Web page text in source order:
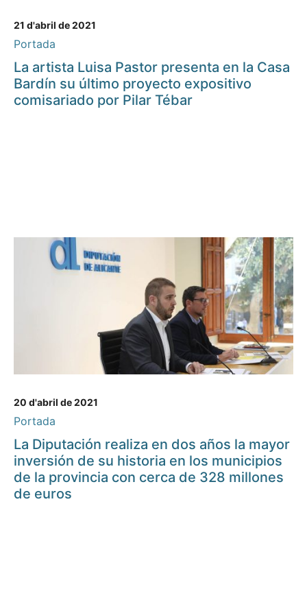
21 d'abril de 2021
Portada
La artista Luisa Pastor presenta en la Casa
Bardín su último proyecto expositivo
comisariado por Pilar Tébar
20 d'abril de 2021
Portada
La Diputación realiza en dos años la mayor
inversión de su historia en los municipios
de la provincia con cerca de 328 millones
de euros